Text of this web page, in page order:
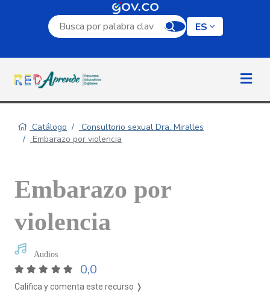
Campo de búsqueda por palabra clave
ES
Catálogo
Consultorio sexual Dra. Miralles
Embarazo por violencia
Embarazo por
violencia
Audios
0,0
Califica y comenta este recurso ❭